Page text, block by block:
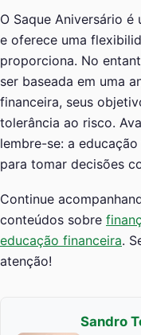
O Saque Aniversário
e oferece uma
proporciona. No
ser baseada em uma
financeira, seus
tolerância ao risco.
lembre-se: a
para tomar decisões
Continue
conteúdos sobre
educação financeira.
atenção!
Sandro